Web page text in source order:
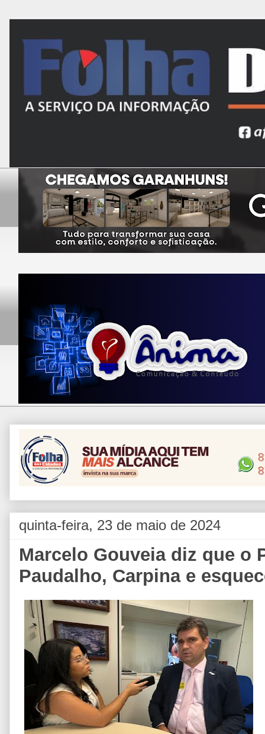
quinta-feira, 23 de maio de 2024
Marcelo Gouveia diz que o
Paudalho, Carpina e